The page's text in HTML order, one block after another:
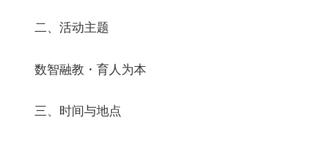
二、活动主题
数智融教・育人为本
三、时间与地点